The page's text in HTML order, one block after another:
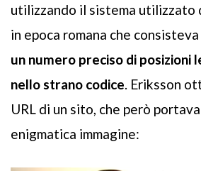
utilizzando il sistema utilizzato
in epoca romana che
un numero preciso di
nello strano codice. Eriksson
URL di un sito, che però
enigmatica immagine: